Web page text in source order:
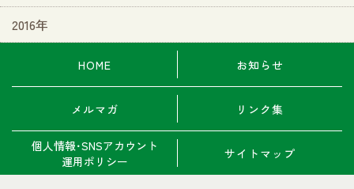
2016年
HOME お知らせ
メルマガ リンク集
個人情報･SNSアカウント
運用ポリシー
サイトマップ